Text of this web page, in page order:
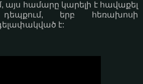
այս համարը կարելի է հավաքել
երբ հեռախոսի
է: